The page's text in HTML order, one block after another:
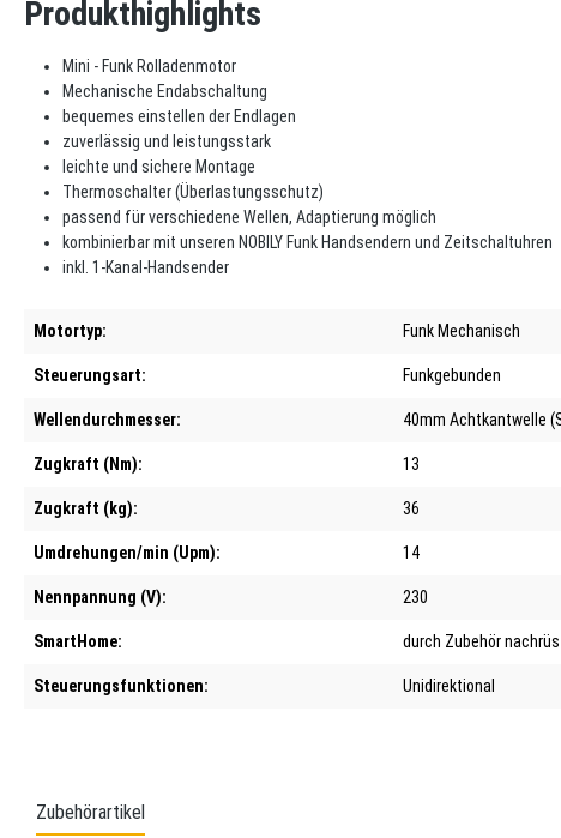
Produkthighlights
Mini - Funk Rolladenmotor
Mechanische Endabschaltung
bequemes einstellen der Endlagen
zuverlässig und leistungsstark
leichte und sichere Montage
Thermoschalter (Überlastungsschutz)
passend für verschiedene Wellen, Adaptierung möglich
kombinierbar mit unseren NOBILY Funk Handsendern und Zeitschaltuhren
inkl. 1-Kanal-Handsender
Motortyp: Funk Mechanisch
Steuerungsart: Funkgebunden
Wellendurchmesser: 40mm Achtkantwelle
Zugkraft (Nm): 13
Zugkraft (kg): 36
Umdrehungen/min (Upm): 14
Nennpannung (V): 230
SmartHome: durch Zubehör
Steuerungsfunktionen: Unidirektional
Zubehörartikel